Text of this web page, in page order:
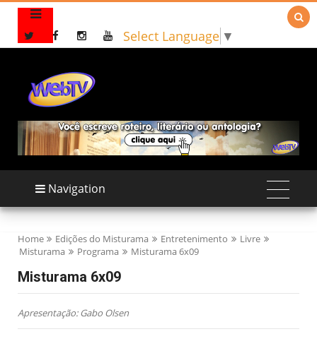
Select Language ▼

Navigation
Home Edições do Misturama Entretenimento
Livre
Misturama
Programa Misturama 6x09
Misturama 6x09
Apresentação: Gabo Olsen